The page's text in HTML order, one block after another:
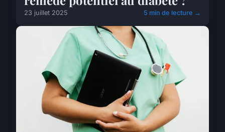
23 juillet 2025 5 min de lecture →